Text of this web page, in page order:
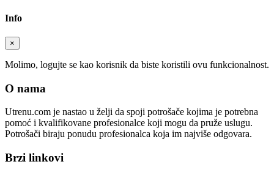
Info
×
Molimo, logujte se kao korisnik da biste koristili ovu funkcionalnost.
O nama
Utrenu.com je nastao u želji da spoji potrošače kojima je potrebna
pomoć i kvalifikovane profesionalce koji mogu da pruže uslugu.
Potrošači biraju ponudu profesionalca koja im najviše odgovara.
Brzi linkovi